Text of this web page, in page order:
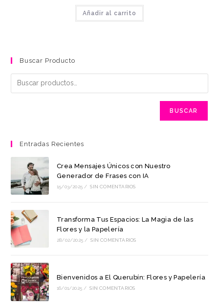
Añadir al carrito
Buscar Producto
BUSCAR
Entradas Recientes
Crea Mensajes Únicos con Nuestro
Generador de Frases con IA
15/03/2025 / SIN COMENTARIOS
Transforma Tus Espacios: La Magia de las
Flores y la Papelería
28/02/2025 / SIN COMENTARIOS
Bienvenidos a El Querubín: Flores y Papelería
16/01/2025 / SIN COMENTARIOS